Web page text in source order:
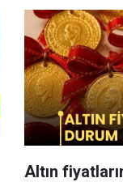
Altın